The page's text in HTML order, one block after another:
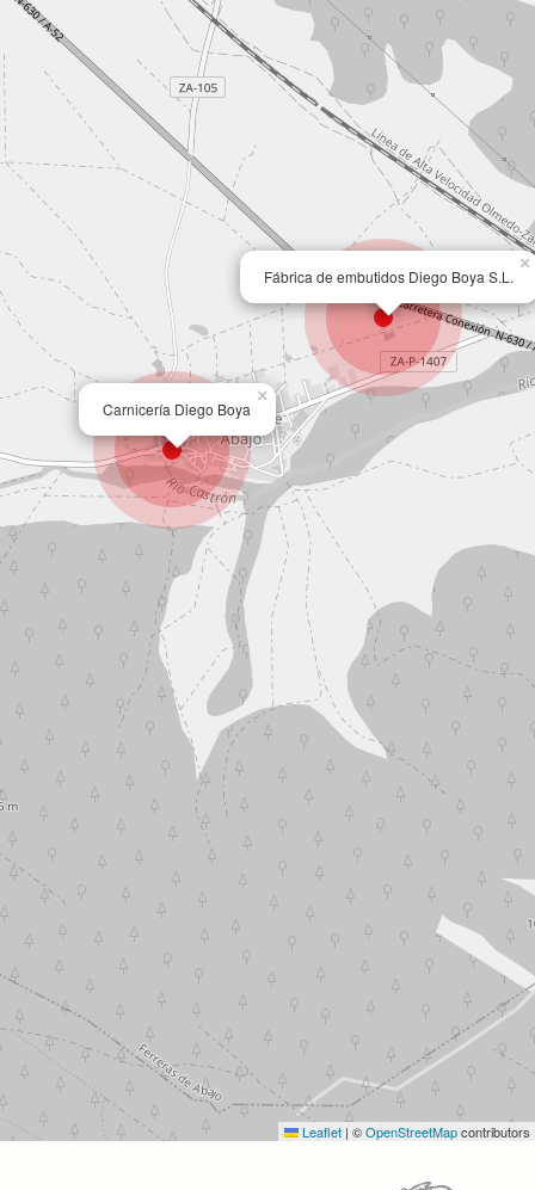
Fábrica de embutidos Diego Boya S.L.
×
Carnicería Diego Boya
×
Leaflet | ©OpenStreetMapcontributors